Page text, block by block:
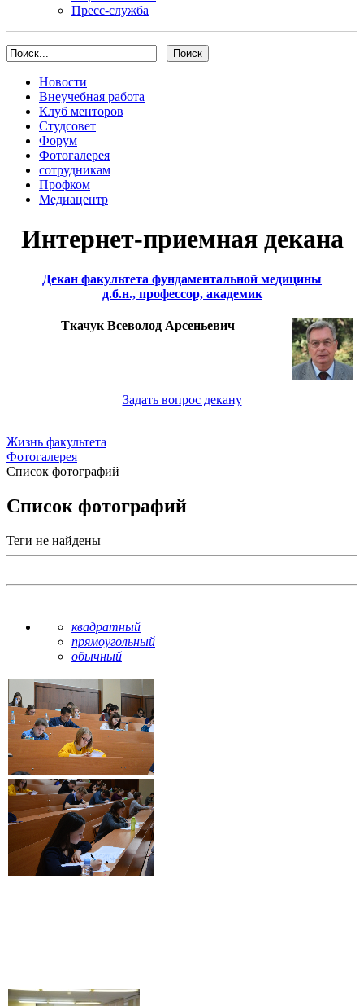
Пресс-служба
Новости
Внеучебная работа
Клуб менторов
Студсовет
Форум
Фотогалерея
сотрудникам
Профком
Медиацентр
Интернет-приемная декана
Декан факультета фундаментальной медицины
д.б.н., профессор, академик
Ткачук Всеволод Арсеньевич
Задать вопрос декану
Жизнь факультета
Фотогалерея
Список фотографий
Список фотографий
Теги не найдены
квадратный
прямоугольный
обычный